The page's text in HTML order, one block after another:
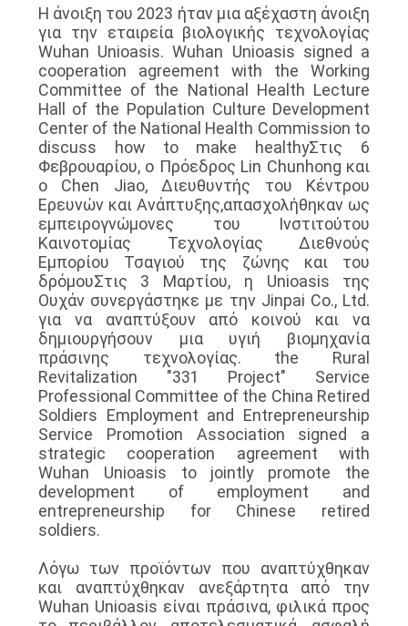
ΕΠΑΦΉ
ΕΙΔΉΣΕΙΣ
ΖΗΤΉΣΤΕ
ΈΝΑ
ΑΠΌΣΠΑΣΜΑ
SITEMAP
PRIVACY
POLICY
Η άνοιξη του 2023 ήταν μια αξέχαστη άνοιξη
για την εταιρεία βιολογικής τεχνολογίας
Wuhan Unioasis. Wuhan Unioasis signed a
cooperation agreement with the Working
Committee of the National Health Lecture
Hall of the Population Culture Development
Center of the National Health Commission to
discuss how to make healthyΣτις 6
Φεβρουαρίου, ο Πρόεδρος Lin Chunhong και
ο Chen Jiao, Διευθυντής του Κέντρου
Ερευνών και Ανάπτυξης,απασχολήθηκαν ως
εμπειρογνώμονες του Ινστιτούτου
Καινοτομίας Τεχνολογίας Διεθνούς
Εμπορίου Τσαγιού της ζώνης και του
δρόμουΣτις 3 Μαρτίου, η Unioasis της
Ουχάν συνεργάστηκε με την Jinpai Co., Ltd.
για να αναπτύξουν από κοινού και να
δημιουργήσουν μια υγιή βιομηχανία
πράσινης τεχνολογίας. the Rural
Revitalization "331 Project" Service
Professional Committee of the China Retired
Soldiers Employment and Entrepreneurship
Service Promotion Association signed a
strategic cooperation agreement with
Wuhan Unioasis to jointly promote the
development of employment and
entrepreneurship for Chinese retired
soldiers.
Λόγω των προϊόντων που αναπτύχθηκαν
και αναπτύχθηκαν ανεξάρτητα από την
Wuhan Unioasis είναι πράσινα, φιλικά προς